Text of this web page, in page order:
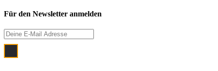
Für den Newsletter anmelden